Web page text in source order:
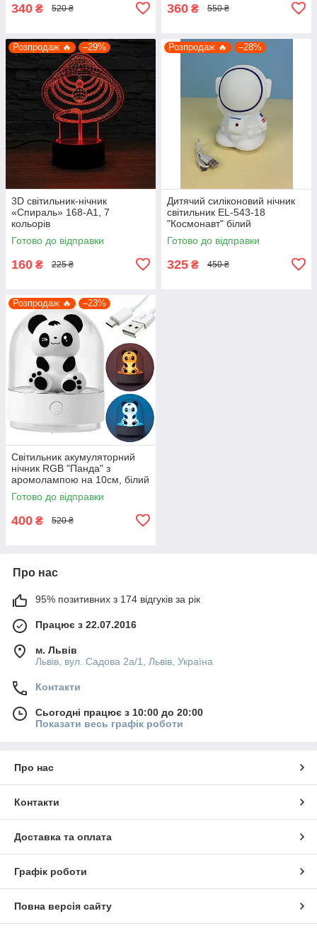
340 ₴ 520 ₴ 360 ₴ 550 ₴
Розпродаж 🔥 –29%
3D світильник-нічник
«Спираль» 168-A1, 7
кольорів
Готово до відправки
160 ₴ 225 ₴
Розпродаж 🔥 –28%
Дитячий силіконовий нічник
світильник EL-543-18
"Космонавт" білий
Готово до відправки
325 ₴ 450 ₴
Розпродаж 🔥 –23%
Світильник акумуляторний
нічник RGB "Панда" з
аромолампою на 10см, білий
Готово до відправки
400 ₴ 520 ₴
Про нас
95% позитивних з 174 відгуків за рік
Працює з 22.07.2016
м. Львів
Львів, вул. Садова 2а/1, Львів, Україна
Контакти
Сьогодні працює з 10:00 до 20:00
Показати весь графік роботи
Про нас
Контакти
Доставка та оплата
Графік роботи
Повна версія сайту